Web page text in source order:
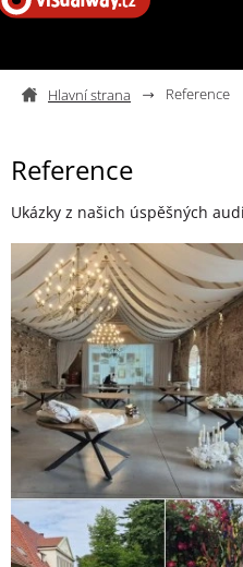
Přejít na obsah
Reference
Reference
Ukázky z našich úspěšných
Výpis článků